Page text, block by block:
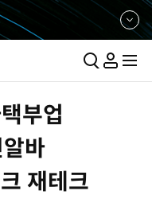
통
합
마
이
전
체
부업
바
재테크